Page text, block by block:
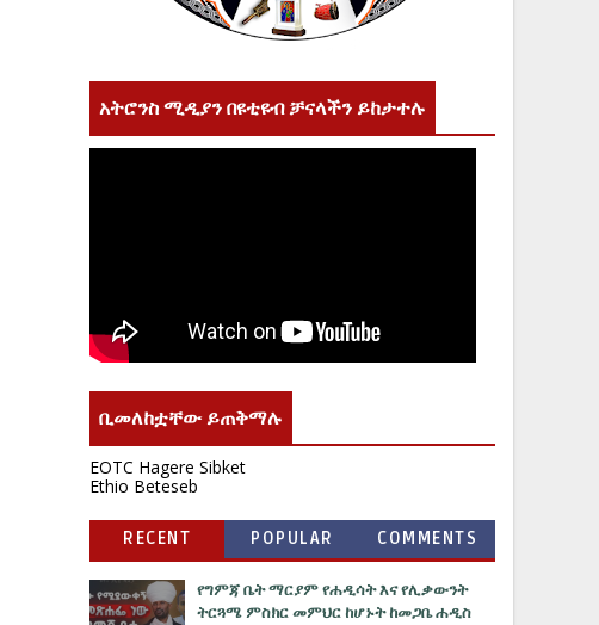
አትሮንስ ሚዲያን በዩቲዩብ ቻናላችን ይከታተሉ
ቢመለከቷቸው ይጠቅማሉ
EOTC Hagere Sibket
Ethio Beteseb
RECENT POPULAR COMMENTS
የግምጃ ቤት ማርያም የሐዲሳት እና የሊቃውንት
ትርጓሜ ምስክር መምህር ከሆኑት ከመጋቤ ሐዲስ